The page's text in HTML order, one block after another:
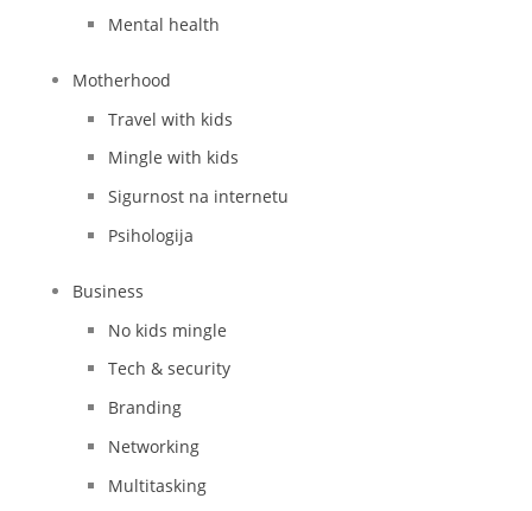
Mental health
Motherhood
Travel with kids
Mingle with kids
Sigurnost na internetu
Psihologija
Business
No kids mingle
Tech & security
Branding
Networking
Multitasking